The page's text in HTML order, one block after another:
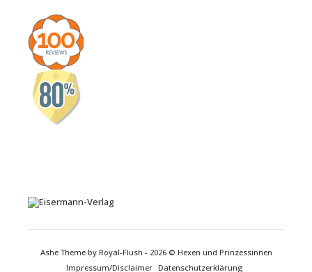
Ashe Theme by Royal-Flush - 2026 © Hexen und Prinzessinnen
Impressum/Disclaimer Datenschutzerklärung